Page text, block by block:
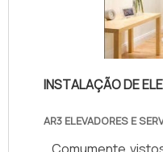
oferece,
residencial e
ótima
alto padrão, a
profissionais
INSTALAÇÃO DE
AR3 ELEVADORES E